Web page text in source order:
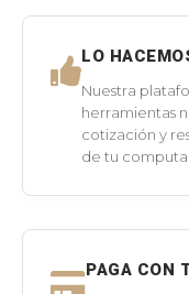
LO
Nuestra
herramientas
cotización y
de tu
PAGA CON